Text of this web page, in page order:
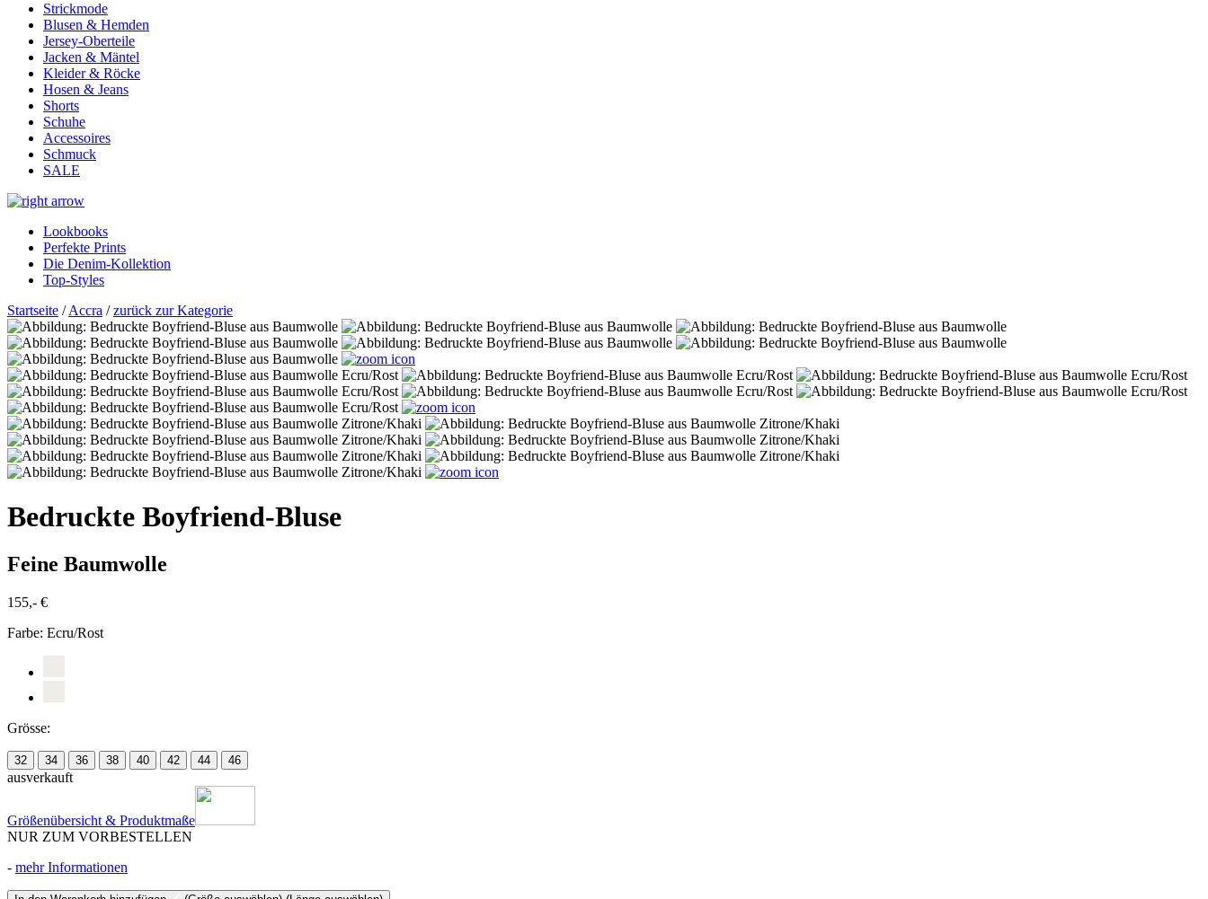
Strickmode
Blusen & Hemden
Jersey-Oberteile
Jacken & Mäntel
Kleider & Röcke
Hosen & Jeans
Shorts
Schuhe
Accessoires
Schmuck
SALE
Lookbooks
Perfekte Prints
Die Denim-Kollektion
Top-Styles
Startseite /Accra /zurück zur Kategorie
Bedruckte Boyfriend-Bluse
Feine Baumwolle
155,- €
Farbe: Ecru/Rost
Grösse:
32 34 36 38 40 42 44 46
ausverkauft
Größenübersicht & Produktmaße
NUR ZUM VORBESTELLEN
- mehr Informationen